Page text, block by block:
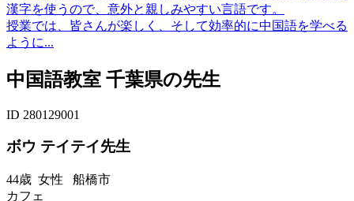
漢字を使うので、意外と親しみやすい言語です。
​授業では、皆さんが楽しく、そして効率的に中国語を学べる
ように...
中国語教室 千葉県の先生
ID 280129001
ボウ テイテイ先生
44歳 女性 船橋市
カフェ